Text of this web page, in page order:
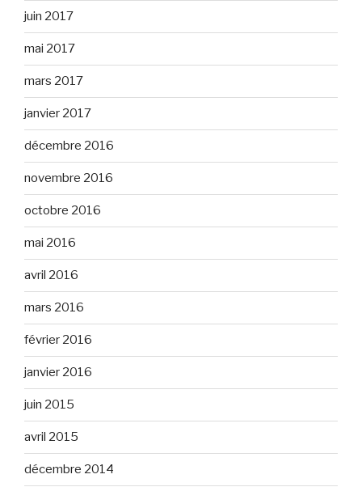
juin 2017
mai 2017
mars 2017
janvier 2017
décembre 2016
novembre 2016
octobre 2016
mai 2016
avril 2016
mars 2016
février 2016
janvier 2016
juin 2015
avril 2015
décembre 2014